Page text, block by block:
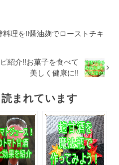
料理を!!醤油麹でローストチキ
紹介!!お菓子を食べて
美しく健康に!!
まれています